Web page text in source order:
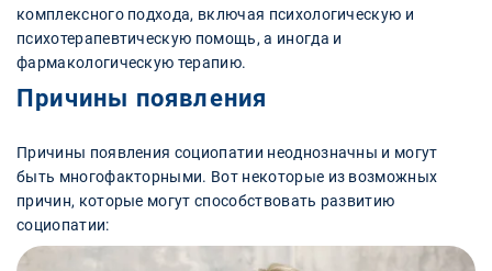
комплексного подхода, включая психологическую и
психотерапевтическую помощь, а иногда и
фармакологическую терапию.
Причины появления
Причины появления социопатии неоднозначны и могут
быть многофакторными. Вот некоторые из возможных
причин, которые могут способствовать развитию
социопатии: